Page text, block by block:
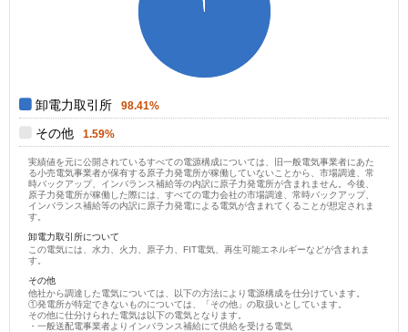
卸電力取引所 98.41%
その他 1.59%
実績値を元に公開されているすべての電源構成については、旧一般電気事業者にあた
る小売電気事業者が保有する原子力発電所が稼働していないことから、市場調達、常
時バックアップ、インバランス補給等の内訳に原子力発電所が含まれません。今後、
原子力発電所が稼働した際には、すべての電力会社の市場調達、常時バックアップ、
インバランス補給等の内訳に原子力発電による電気が含まれてくることが想定されま
す。
卸電力取引所について
この電気には、水力、火力、原子力、FIT電気、再生可能エネルギーなどが含まれま
す。
その他
他社から調達した電気については、以下の方法により電源構成を仕分けています。
①発電所が特定できないものについては、「その他」の取扱いとしています。
その他に仕分けられた電気は以下の電気となります。
・一般送配電事業者よりインバランス補給にて供給を受ける電気